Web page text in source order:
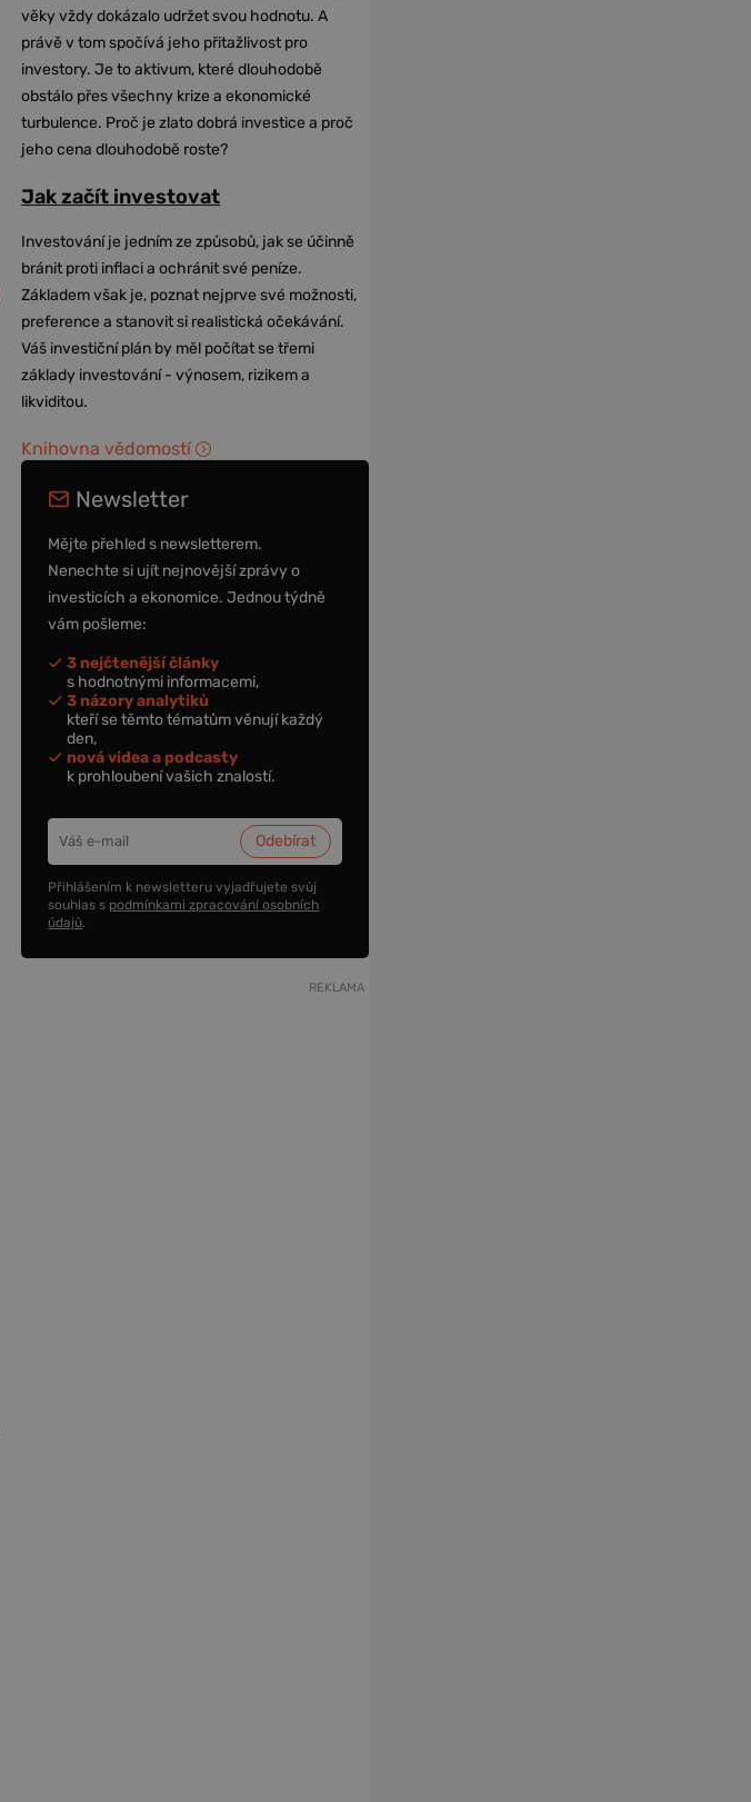
věky vždy dokázalo udržet svou hodnotu. A
právě v tom spočívá jeho přitažlivost pro
investory. Je to aktivum, které dlouhodobě
obstálo přes všechny krize a ekonomické
turbulence. Proč je zlato dobrá investice a proč
jeho cena dlouhodobě roste?
Jak začít investovat
Investování je jedním ze způsobů, jak se účinně
bránit proti inflaci a ochránit své peníze.
Základem však je, poznat nejprve své možnosti,
preference a stanovit si realistická očekávání.
Váš investiční plán by měl počítat se třemi
základy investování - výnosem, rizikem a
likviditou.
Knihovna vědomostí
Newsletter
Mějte přehled s newsletterem.
Nenechte si ujít nejnovější zprávy o
investicích a ekonomice. Jednou týdně
vám pošleme:
3 nejčtenější články
s hodnotnými informacemi,
3 názory analytiků
kteří se těmto tématům věnují každý
den,
nová videa a podcasty
k prohloubení vašich znalostí.
Přihlášením k newsletteru vyjadřujete svůj
souhlas s podmínkami zpracování osobních
údajů.
REKLAMA